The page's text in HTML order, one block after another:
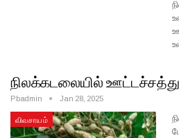
நிலக்கடலையில்
Pbadmin Jan 28, 2025
விவசாயம்